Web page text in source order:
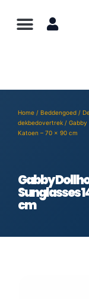
Home / Beddengoed /
dekbedovertrek / Gabby
Katoen – 70 x 90 cm
Gabby
Sunglasses
cm